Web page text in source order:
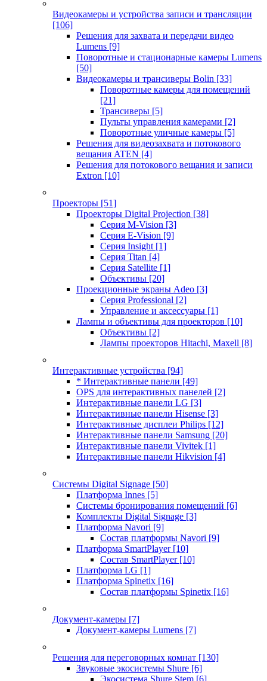
Видеокамеры и устройства записи и трансляции
[106]
Решения для захвата и передачи видео
Lumens [9]
Поворотные и стационарные камеры Lumens
[50]
Видеокамеры и трансиверы Bolin [33]
Поворотные камеры для помещений
[21]
Трансиверы [5]
Пульты управления камерами [2]
Поворотные уличные камеры [5]
Решения для видеозахвата и потокового
вещания ATEN [4]
Решения для потокового вещания и записи
Extron [10]
Проекторы [51]
Проекторы Digital Projection [38]
Серия M-Vision [3]
Серия E-Vision [9]
Серия Insight [1]
Серия Titan [4]
Серия Satellite [1]
Объективы [20]
Проекционные экраны Adeo [3]
Серия Professional [2]
Управление и аксессуары [1]
Лампы и объективы для проекторов [10]
Объективы [2]
Лампы проекторов Hitachi, Maxell [8]
Интерактивные устройства [94]
* Интерактивные панели [49]
OPS для интерактивных панелей [2]
Интерактивные панели LG [3]
Интерактивные панели Hisense [3]
Интерактивные дисплеи Philips [12]
Интерактивные панели Samsung [20]
Интерактивные панели Vivitek [1]
Интерактивные панели Hikvision [4]
Системы Digital Signage [50]
Платформа Innes [5]
Системы бронирования помещений [6]
Комплекты Digital Signage [3]
Платформа Navori [9]
Состав платформы Navori [9]
Платформа SmartPlayer [10]
Состав SmartPlayer [10]
Платформа LG [1]
Платформа Spinetix [16]
Состав платформы Spinetix [16]
Документ-камеры [7]
Документ-камеры Lumens [7]
Решения для переговорных комнат [130]
Звуковые экосистемы Shure [6]
Экосистема Shure Stem [6]